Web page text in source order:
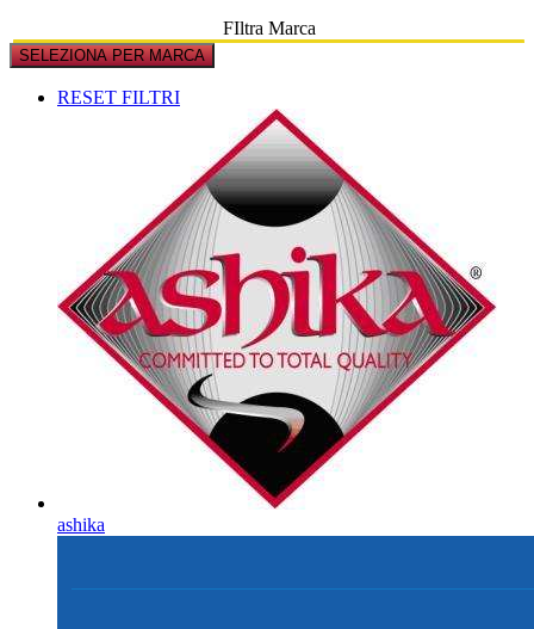
FIltra Marca
SELEZIONA PER MARCA
RESET FILTRI
ashika